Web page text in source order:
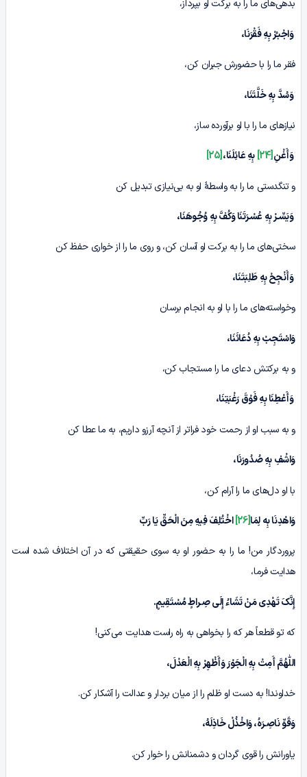
بدهی‌های ما را به برکت او بپرداز،
وَاجْبـُرْ بِهِ فَقْرَنَا،
فقر ما را با حضورش جبران کن،
وَسُدَّ بِهِ خَلَّتَنَا،
نیازهای ما را با او برآورده ساز،
وَأَغْنِ[24] بِهِ عَائِلَنَا،[25]
و تنگدستی ما را به واسطۀ او به بی‌نیازی تبدیل کن
وَیَسِّـرْ بِهِ عُسْـرَتَنَا وَکُفَّ بِهِ وُجُوهَنَا،
سختی‌های ما را به برکت او آسان کن، و روی ما را از خواری حفظ کن
وَأَنْجِحْ بِهِ طَلِبَتَنَا،
وخواسته‌های ما را با او به انجام برسان
وَاسْتَجِبْ بِهِ دُعَائَنَا،
و به برکتش دعای ما را مستجاب کن،
وَأَعْطِنَا بِهِ فَوْقَ رَغْبَتِنَا،
و به سبب او از رحمت خود فراتر از آنچه آرزو داریم، به ما عطا کن
وَاشْفِ بِهِ صُدُورَنَا،
با او دل‌های ما را آرام کن،
وَاهْدِنَا بِه لِمَا[26] اخْتُلِفَ فِیهِ مِنَ الْحَقِّ یَا رَبِّ
پروردگار من! ما را به حضور او به سوی حقیقتی که در آن اختلاف شده است
هدایت فرما،
إِنَّکَ تَهْدِی مَنْ تَشَاءُ إِلَی صِـراطٍ مُسْتَقِیمٍ.
که تو قطعاً هر که را بخواهی به راه راست هدایت می‌کنی!
‏اللّٰهُمَّ أَمِتْ بِهِ الْجَوْرَ وَأَظْهِرْ بِهِ الْعَدْلَ،
خداوندا! به دست او ظلم را از میان بردار و عدالت را آشکار کن.
وَقَوِّ نَاصِـرَہُ، وَاخْذُلْ خَاذِلَهُ،
یاورانش را قوی گردان و دشمنانش را خوار کن.